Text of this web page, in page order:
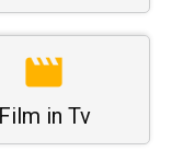
Film in Tv